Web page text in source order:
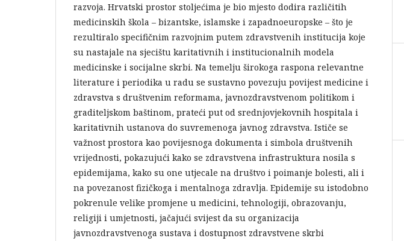
razvoja. Hrvatski prostor stoljećima je bio mjesto dodira različitih
medicinskih škola – bizantske, islamske i zapadnoeuropske – što je
rezultiralo specifičnim razvojnim putem zdravstvenih institucija koje
su nastajale na sjecištu karitativnih i institucionalnih modela
medicinske i socijalne skrbi. Na temelju širokoga raspona relevantne
literature i periodika u radu se sustavno povezuju povijest medicine i
zdravstva s društvenim reformama, javnozdravstvenom politikom i
graditeljskom baštinom, prateći put od srednjovjekovnih hospitala i
karitativnih ustanova do suvremenoga javnog zdravstva. Ističe se
važnost prostora kao povijesnoga dokumenta i simbola društvenih
vrijednosti, pokazujući kako se zdravstvena infrastruktura nosila s
epidemijama, kako su one utjecale na društvo i poimanje bolesti, ali i
na povezanost fizičkoga i mentalnoga zdravlja. Epidemije su istodobno
pokrenule velike promjene u medicini, tehnologiji, obrazovanju,
religiji i umjetnosti, jačajući svijest da su organizacija
javnozdravstvenoga sustava i dostupnost zdravstvene skrbi